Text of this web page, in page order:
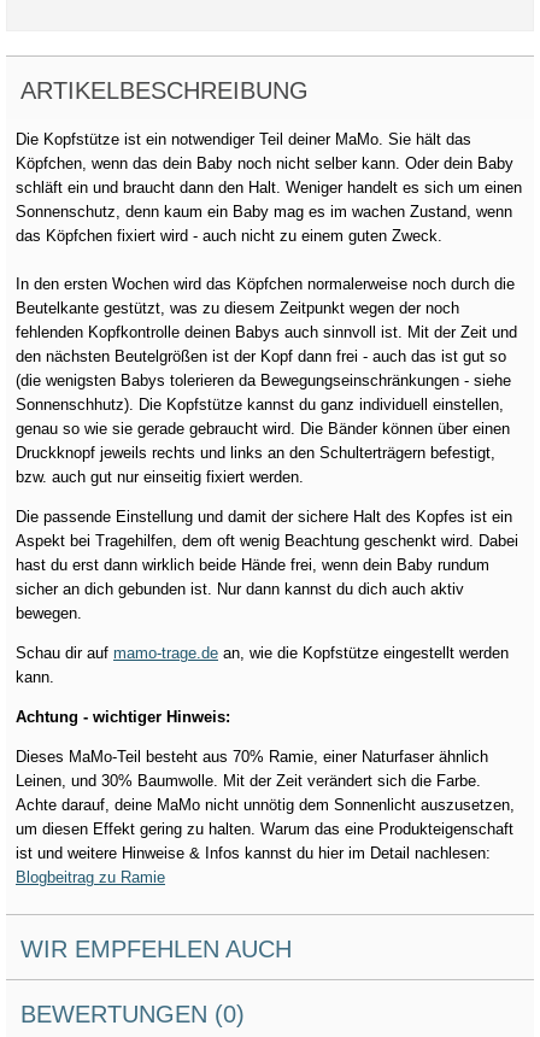
ARTIKELBESCHREIBUNG
Die Kopfstütze ist ein notwendiger Teil deiner MaMo. Sie hält das
Köpfchen, wenn das dein Baby noch nicht selber kann. Oder dein Baby
schläft ein und braucht dann den Halt. Weniger handelt es sich um einen
Sonnenschutz, denn kaum ein Baby mag es im wachen Zustand, wenn
das Köpfchen fixiert wird - auch nicht zu einem guten Zweck.
In den ersten Wochen wird das Köpfchen normalerweise noch durch die
Beutelkante gestützt, was zu diesem Zeitpunkt wegen der noch
fehlenden Kopfkontrolle deinen Babys auch sinnvoll ist. Mit der Zeit und
den nächsten Beutelgrößen ist der Kopf dann frei - auch das ist gut so
(die wenigsten Babys tolerieren da Bewegungseinschränkungen - siehe
Sonnenschhutz). Die Kopfstütze kannst du ganz individuell einstellen,
genau so wie sie gerade gebraucht wird. Die Bänder können über einen
Druckknopf jeweils rechts und links an den Schulterträgern befestigt,
bzw. auch gut nur einseitig fixiert werden.
Die passende Einstellung und damit der sichere Halt des Kopfes ist ein
Aspekt bei Tragehilfen, dem oft wenig Beachtung geschenkt wird. Dabei
hast du erst dann wirklich beide Hände frei, wenn dein Baby rundum
sicher an dich gebunden ist. Nur dann kannst du dich auch aktiv
bewegen.
Schau dir auf mamo-trage.de an, wie die Kopfstütze eingestellt werden
kann.
Achtung - wichtiger Hinweis:
Dieses MaMo-Teil besteht aus 70% Ramie, einer Naturfaser ähnlich
Leinen, und 30% Baumwolle. Mit der Zeit verändert sich die Farbe.
Achte darauf, deine MaMo nicht unnötig dem Sonnenlicht auszusetzen,
um diesen Effekt gering zu halten. Warum das eine Produkteigenschaft
ist und weitere Hinweise & Infos kannst du hier im Detail nachlesen:
Blogbeitrag zu Ramie
WIR EMPFEHLEN AUCH
BEWERTUNGEN (0)